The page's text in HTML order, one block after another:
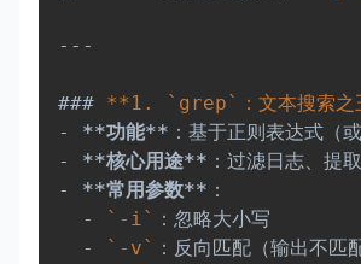
---
### **1. `grep`：文本搜索
-
**功能**
-
**核心用途**
-
**常用参数** ：
-
`-i` ：忽略大小写
-
`-v` ：反向匹配（输出不